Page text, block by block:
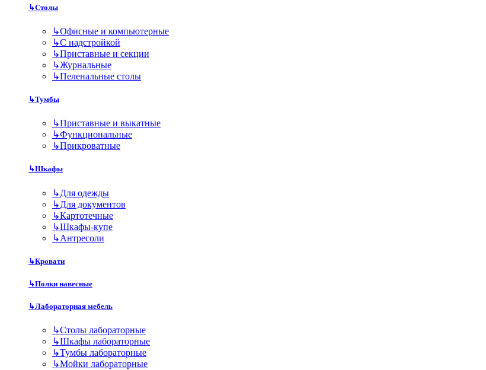
↳Столы
↳Офисные и компьютерные
↳С надстройкой
↳Приставные и секции
↳Журнальные
↳Пеленальные столы
↳Тумбы
↳Приставные и выкатные
↳Функциональные
↳Прикроватные
↳Шкафы
↳Для одежды
↳Для документов
↳Картотечные
↳Шкафы-купе
↳Антресоли
↳Кровати
↳Полки навесные
↳Лабораторная мебель
↳Столы лабораторные
↳Шкафы лабораторные
↳Тумбы лабораторные
↳Мойки лабораторные